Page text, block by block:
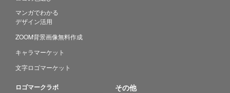
マンガでわかる
デザイン活用
ZOOM背景画像無料作成
キャラマーケット
文字ロゴマーケット
ロゴマークラボ その他